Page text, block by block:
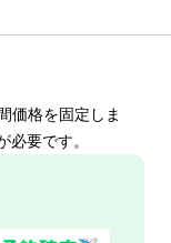
価格を固定しま
要です。